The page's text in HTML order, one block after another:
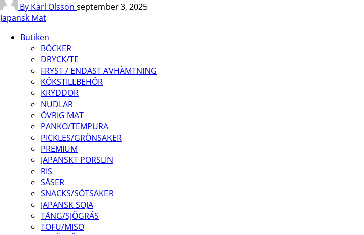
By Karl Olsson september 3, 2025
Japansk Mat
Butiken
BÖCKER
DRYCK/TE
FRYST / ENDAST AVHÄMTNING
KÖKSTILLBEHÖR
KRYDDOR
NUDLAR
ÖVRIG MAT
PANKO/TEMPURA
PICKLES/GRÖNSAKER
PREMIUM
JAPANSKT PORSLIN
RIS
SÅSER
SNACKS/SÖTSAKER
JAPANSK SOJA
TÅNG/SJÖGRÄS
TOFU/MISO